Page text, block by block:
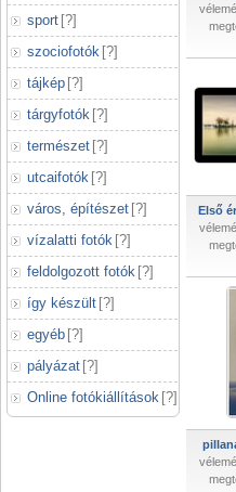
sport [?]
szociofotók [?]
tájkép [?]
tárgyfotók [?]
természet [?]
utcaifotók [?]
város, építészet [?]
vízalatti fotók [?]
feldolgozott fotók [?]
így készült [?]
egyéb [?]
pályázat [?]
Online fotókiállítások [?]
Első